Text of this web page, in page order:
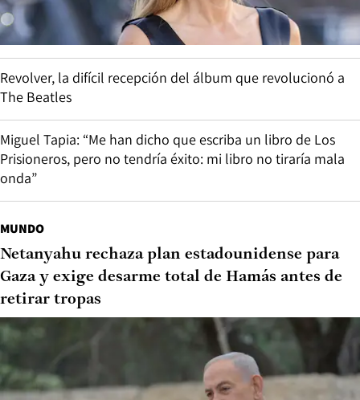
Revolver, la difícil recepción del álbum que revolucionó a
The Beatles
Miguel Tapia: “Me han dicho que escriba un libro de Los
Prisioneros, pero no tendría éxito: mi libro no tiraría mala
onda”
MUNDO
Netanyahu rechaza plan estadounidense para
Gaza y exige desarme total de Hamás antes de
retirar tropas